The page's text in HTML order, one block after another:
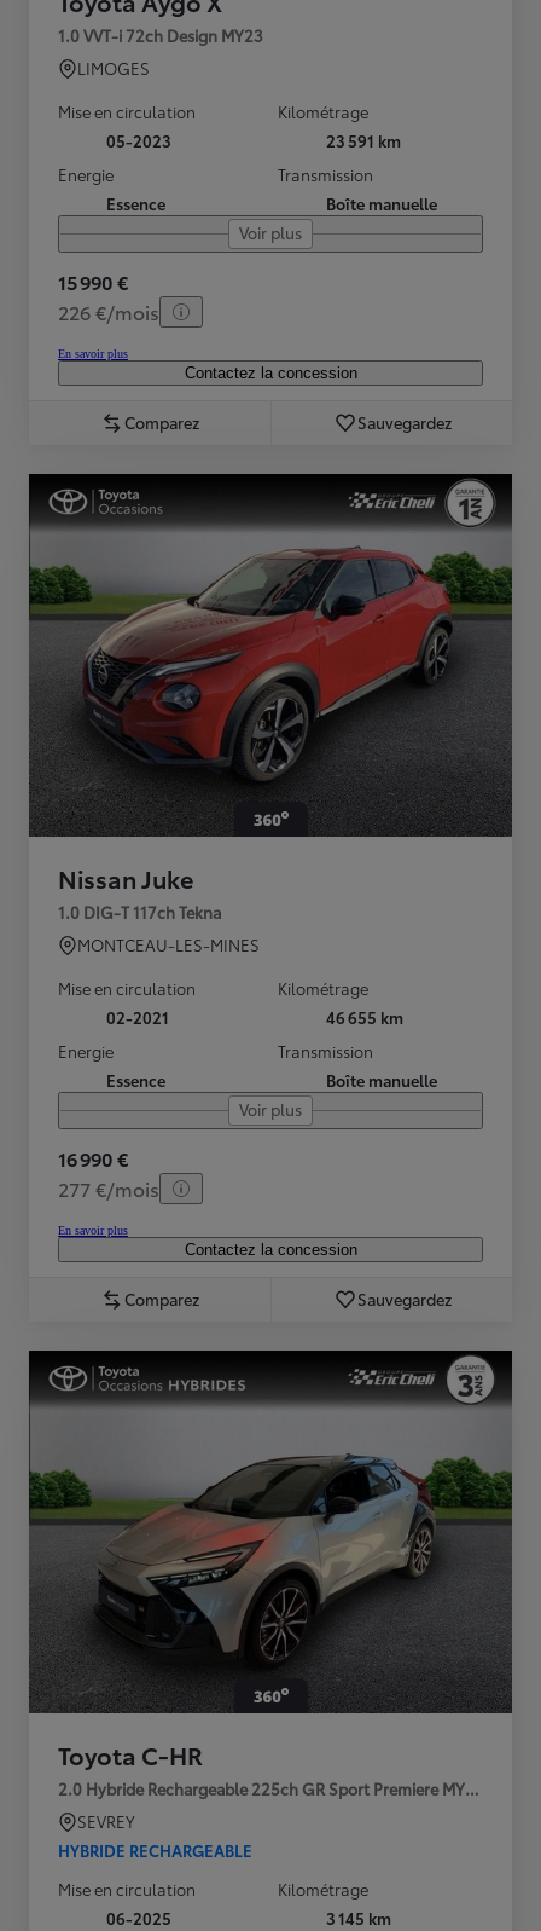
1.0 VVT-i 72ch Design MY23
LIMOGES
Mise en circulation
05-2023
Kilométrage
23 591 km
Energie
Essence
Transmission
Boîte manuelle
Voir plus
15 990 €
226 €/mois
En savoir plus
Contactez la concession
Comparez Sauvegardez
Nissan Juke
1.0 DIG-T 117ch Tekna
MONTCEAU-LES-MINES
Mise en circulation
02-2021
Kilométrage
46 655 km
Energie
Essence
Transmission
Boîte manuelle
Voir plus
16 990 €
277 €/mois
En savoir plus
Contactez la concession
Comparez Sauvegardez
Toyota C-HR
2.0 Hybride Rechargeable 225ch GR Sport Premiere MY25
SEVREY
HYBRIDE RECHARGEABLE
Mise en circulation
06-2025
Kilométrage
3 145 km